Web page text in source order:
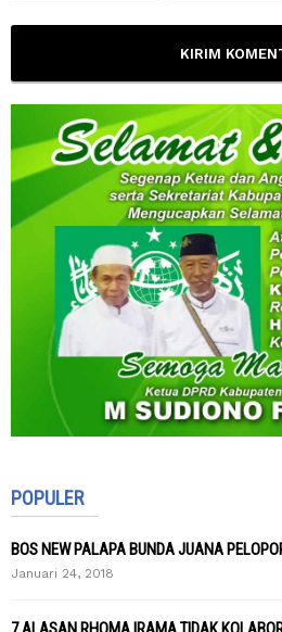
POPULER
BOS NEW PALAPA BUNDA JUANA
Januari 24, 2018